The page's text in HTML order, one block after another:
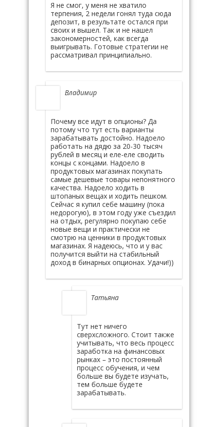
Я не смог, у меня не хватило
терпения, 2 недели гонял туда сюда
депозит, в результате остался при
своих и вышел. Так и не нашел
закономерностей, как всегда
выигрывать. Готовые стратегии не
рассматривал принципиально.
Владимир
Почему все идут в опционы? Да
потому что тут есть варианты
зарабатывать достойно. Надоело
работать на дядю за 20-30 тысяч
рублей в месяц и еле-еле сводить
концы с концами. Надоело в
продуктовых магазинах покупать
самые дешевые товары непонятного
качества. Надоело ходить в
штопаных вещах и ходить пешком.
Сейчас я купил себе машину (пока
недорогую), в этом году уже съездил
на отдых, регулярно покупаю себе
новые вещи и практически не
смотрю на ценники в продуктовых
магазинах. Я надеюсь, что и у вас
получится выйти на стабильный
доход в бинарных опционах. Удачи!))
Татьяна
Тут нет ничего
сверхсложного. Стоит также
учитывать, что весь процесс
заработка на финансовых
рынках – это постоянный
процесс обучения, и чем
больше вы будете изучать,
тем больше будете
зарабатывать.